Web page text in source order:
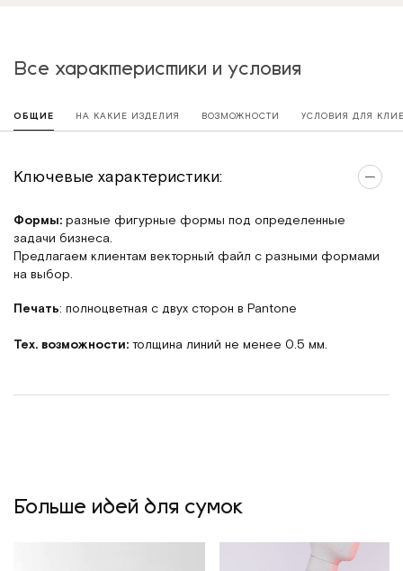
Все характеристики и условия
ОБЩИЕ НА КАКИЕ ИЗДЕЛИЯ ВОЗМОЖНОСТИ УСЛОВИЯ ДЛЯ
Ключевые характеристики:
Формы: разные фигурные формы под определенные
задачи бизнеса.
Предлагаем клиентам векторный файл с разными формами
на выбор.
Печать: полноцветная с двух сторон в Pantone
Тех. возможности: толщина линий не менее 0.5 мм.
Больше идей для сумок